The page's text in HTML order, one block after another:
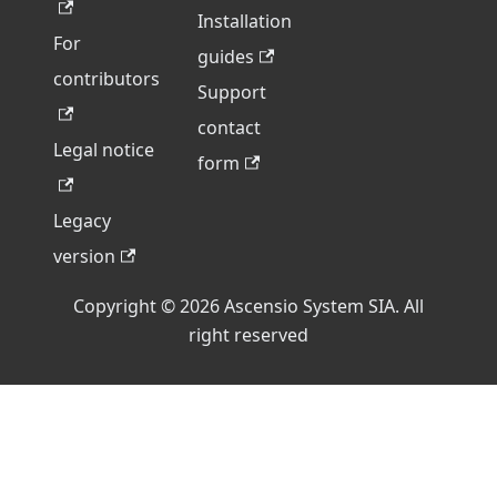
For
contributors
Legal notice
Legacy
version
Installation
guides
Support
contact
form
Copyright © 2026 Ascensio System SIA. All
right reserved